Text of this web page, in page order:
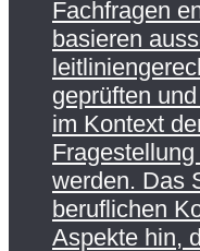
Fachfragen
basieren
geprüften
im Kontext
werden. Das
beruflichen
Aspekte hin,